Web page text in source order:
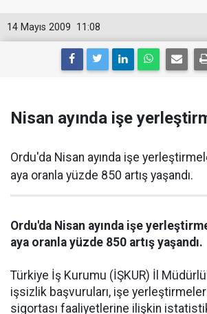
11:08
14 Mayıs 2009
Nisan ayında işe
Ordu'da Nisan ayında işe
aya oranla yüzde 850 artış yaşandı.
Ordu'da Nisan ayında işe
aya oranla yüzde 850 artış yaşandı.
Türkiye İş Kurumu (İŞKUR) İl
işsizlik başvuruları, işe
sigortası faaliyetlerine ilişkin